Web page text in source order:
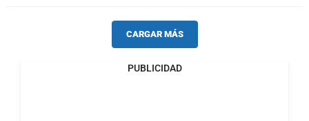
CARGAR MÁS
PUBLICIDAD